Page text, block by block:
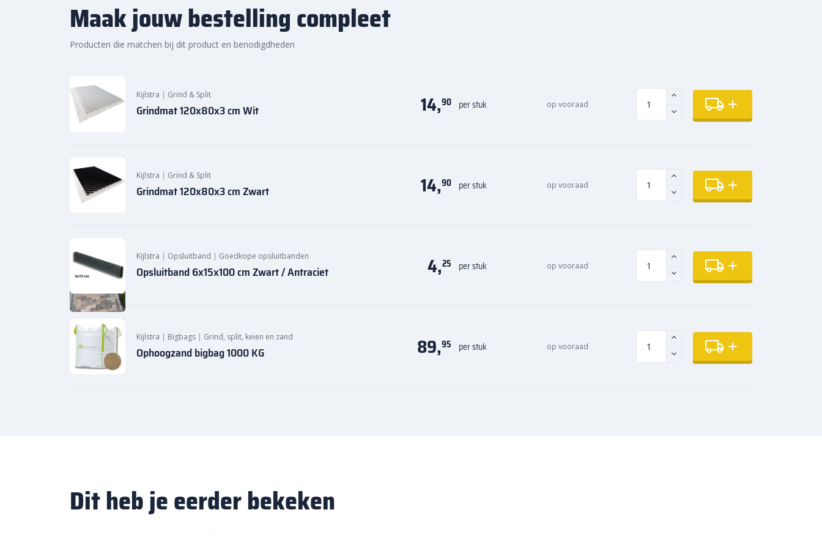
slag met jouw tuinproject, zodat je snel van een sfeervolle tuin geniet. Bestel
daarom vandaag nog. Ontdek de hoogwaardige kwaliteit en voordelige prijs van
Grind 8-16 mmzakgoed20 kg bij Sierbestratingsmarkt.com.
Maak jouw bestelling compleet
Producten die matchen bij dit product en benodigdheden
Kijlstra | Grind & Split
Grindmat 120x80x3 cm Wit 14,90 per stuk op vooraad
Kijlstra | Grind & Split
Grindmat 120x80x3 cm Zwart 14,90 per stuk op vooraad
Kijlstra | Opsluitband | Goedkope opsluitbanden
Opsluitband 6x15x100 cm Zwart / Antraciet 4,25 per stuk op vooraad
Kijlstra | Bigbags | Grind, split, keien en zand
Ophoogzand bigbag 1000 KG 89,95 per stuk op vooraad
Dit heb je eerder bekeken